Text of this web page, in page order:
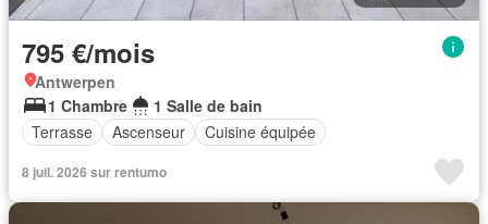
795 €/mois
Antwerpen
1 Chambre
1 Salle de bain
Terrasse
Ascenseur Cuisine équipée
8 juil. 2026 sur rentumo